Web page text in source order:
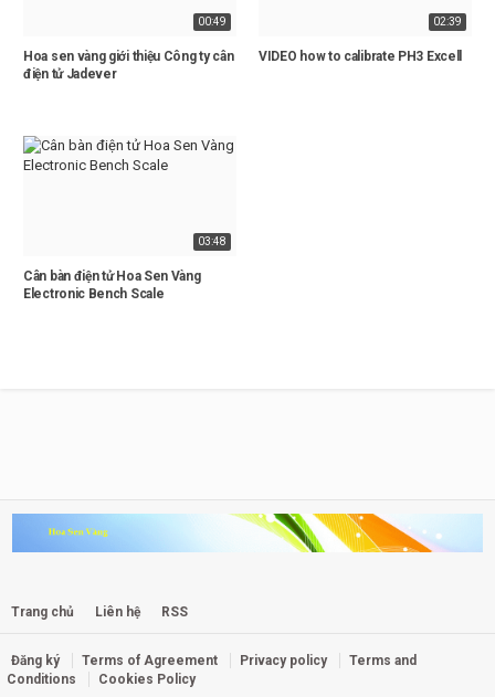
00:49
Hoa sen vàng giới thiệu Công ty cân
điện tử Jadever
02:39
VIDEO how to calibrate PH3 Excell
03:48
Cân bàn điện tử Hoa Sen Vàng
Electronic Bench Scale
Trang chủ Liên hệ RSS
Đăng ký Terms of Agreement Privacy policy
Terms and
Conditions
Cookies Policy